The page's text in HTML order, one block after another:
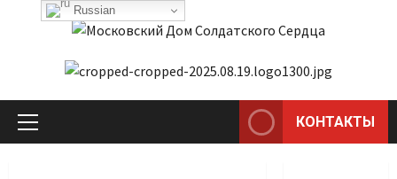
Перейти
Основное
КОНТАКТЫ
Russian